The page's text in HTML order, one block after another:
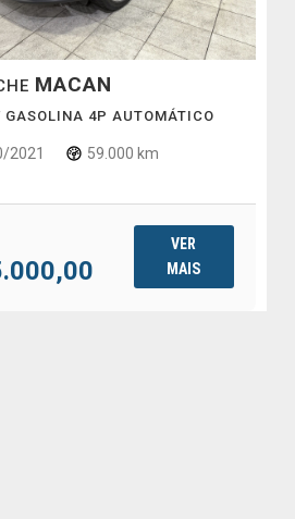
MACAN
GASOLINA 4P AUTOMÁTICO
2021 59.000 km
VER
MAIS